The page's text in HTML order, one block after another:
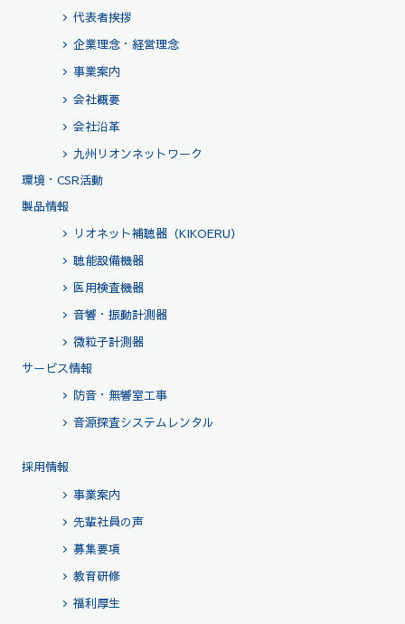
代表者挨拶
企業理念・経営理念
事業案内
会社概要
会社沿革
九州リオンネットワーク
環境・CSR活動
製品情報
リオネット補聴器（KIKOERU）
聴能設備機器
医用検査機器
音響・振動計測器
微粒子計測器
サービス情報
防音・無響室工事
音源探査システムレンタル
採用情報
事業案内
先輩社員の声
募集要項
教育研修
福利厚生